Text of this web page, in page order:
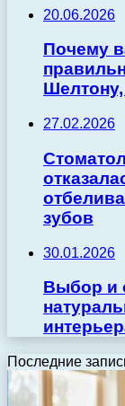
20.06.2026
Почему
27.02.2026
зубов
30.01.2026
Выбор и
Последние